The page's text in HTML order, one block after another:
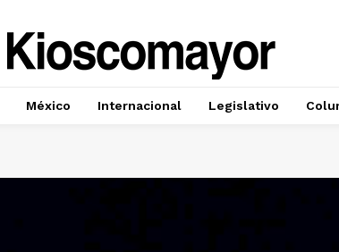
México Internacional Legislativo